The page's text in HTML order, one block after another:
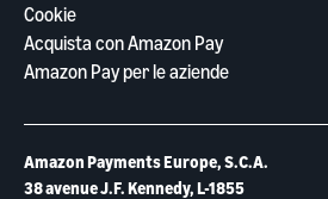
Cookie
Acquista con Amazon Pay
Amazon Pay per le aziende
Amazon Payments Europe, S.C.A.
38 avenue J.F. Kennedy, L-1855